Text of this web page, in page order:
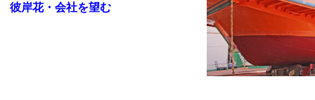
彼岸花・会社を望む